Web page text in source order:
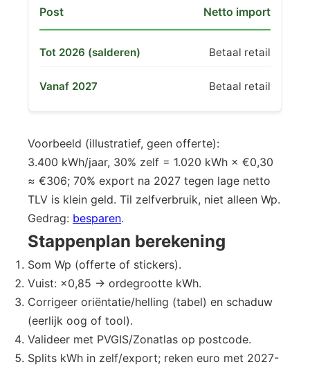
Netto import
Betaal retail
Betaal retail
Voorbeeld (illustratief, geen offerte):
3.400 kWh/jaar, 30% zelf = 1.020 kWh × €0,30
≈ €306; 70% export na 2027 tegen lage netto
TLV is klein geld. Til zelfverbruik, niet alleen Wp.
Gedrag: besparen.
Stappenplan berekening
Som Wp (offerte of stickers).
Vuist: ×0,85 → ordegrootte kWh.
Corrigeer oriëntatie/helling (tabel) en schaduw
(eerlijk oog of tool).
Valideer met PVGIS/Zonatlas op postcode.
Splits kWh in zelf/export; reken euro met 2027-